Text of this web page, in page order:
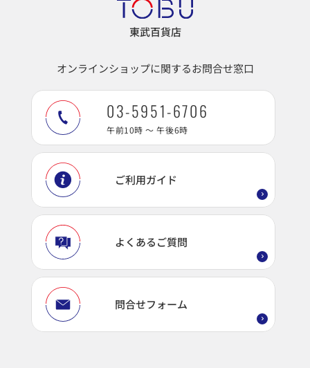
東武百貨店
オンラインショップに関するお問合せ窓口
03-5951-6706
午前10時 ～ 午後6時
ご利用ガイド
よくあるご質問
問合せフォーム